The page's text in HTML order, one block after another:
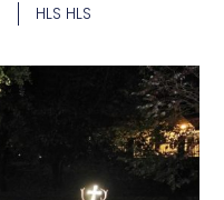
HLS HLS